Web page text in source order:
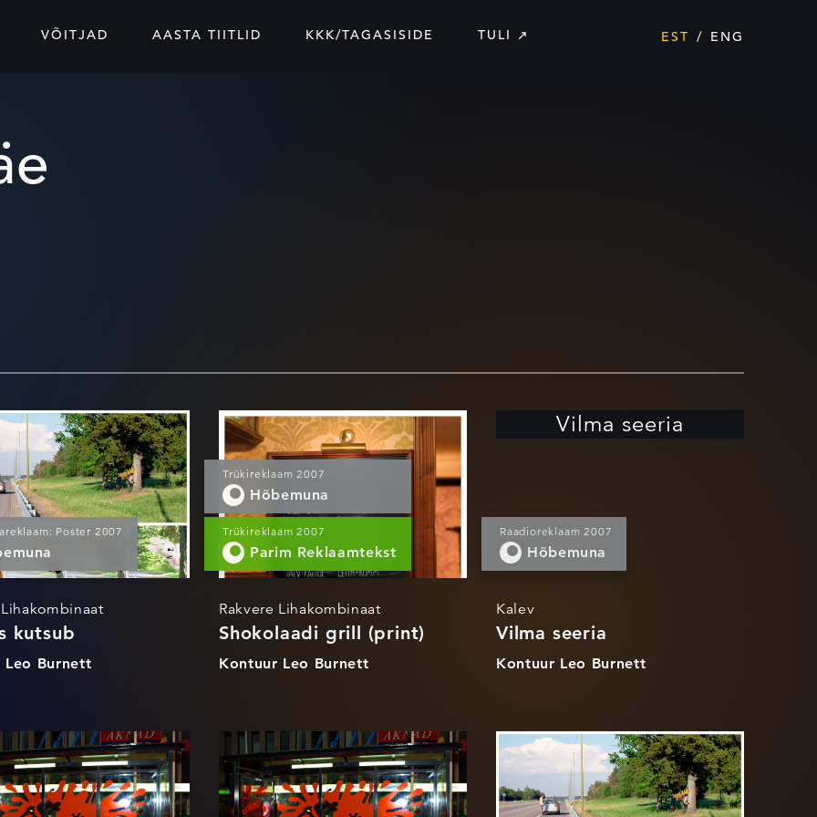
VÕITJAD AASTA TIITLID KKK/TAGASISIDE TULI EST ENG
ja
Burnett
kutsub
Poster 2007
kutsub
Leo Burnett
Shokolaadi grill
(print)
Trükireklaam 2007
Hõbemuna
Trükireklaam 2007
Parim Reklaamtekst
Rakvere Lihakombinaat
Shokolaadi grill (print)
Kontuur Leo Burnett
Vilma seeria
Raadioreklaam 2007
Hõbemuna
Kalev
Vilma seeria
Kontuur Leo Burnett
outdoor Horror (kampaania)
Loodus kutsub
(kampaania)